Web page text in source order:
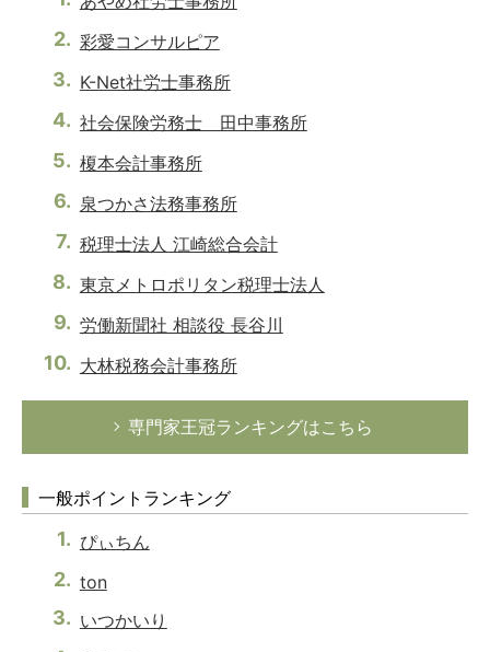
彩愛コンサルピア
K-Net社労士事務所
社会保険労務士 田中事務所
榎本会計事務所
泉つかさ法務事務所
税理士法人 江崎総合会計
東京メトロポリタン税理士法人
労働新聞社 相談役 長谷川
大林税務会計事務所
専門家王冠ランキングはこちら
一般ポイントランキング
ぴぃちん
ton
いつかいり